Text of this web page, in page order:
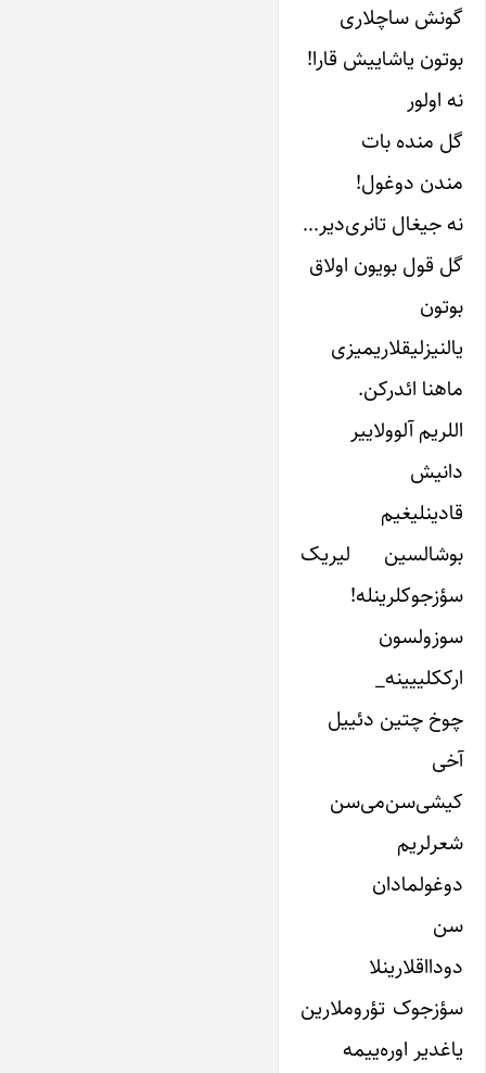
گونش ساچلاری
بوتون یاشاییش قارا!
نه اولور
گل منده بات
مندن دوغول!
نه جیغال تانری‌دیر…
گل قول بویون اولاق
بوتون
یالنیزلیقلاریمیزی
ماهنا ائدرکن.
اللریم آلوولاییر
دانیش
قادینلیغیم
بوشالسین لیریک
سؤزجوکلرینله!
سوزولسون
ارککلییینه_
چوخ چتین دئییل
آخی
کیشی‌سن‌می‌سن
شعرلریم
دوغولمادان
سن
دودااقلارینلا
سؤزجوک تؤروملارین
یاغدیر اوره‌ییمه